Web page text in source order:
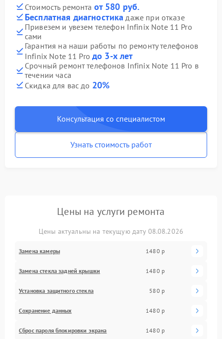
Стоимость ремонта от 580 руб.
Бесплатная диагностика даже при отказе
Привезем и увезем телефон Infinix Note 11 Pro
сами
Гарантия на наши работы по ремонту телефонов
Infinix Note 11 Pro до 3-х лет
Срочный ремонт телефонов Infinix Note 11 Pro в
течении часа
Скидка для вас до 20%
Консультация со специалистом
Узнать стоимость работ
Цены на услуги ремонта
Цены актуальны на текущую дату 08.08.2026
Замена камеры 1480 р
Замена стекла задней крышки 1480 р
Установка защитного стекла 580 р
Сохранение данных 1480 р
Сброс пароля блокировки экрана 1480 р